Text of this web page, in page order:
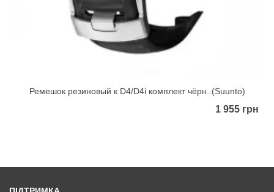
Ремешок резиновый к D4/D4i комплект чёрн..(Suunto)
1 955 грн